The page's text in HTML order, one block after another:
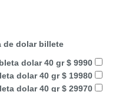
de dolar billete
dolar 40 gr $ 9990
dolar 40 gr $ 19980
dolar 40 gr $ 29970